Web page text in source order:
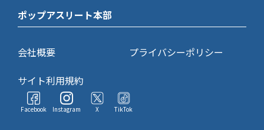
ポップアスリート本部
会社概要
プライバシーポリシー
サイト利用規約
Facebook Instagram X TikTok